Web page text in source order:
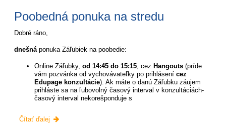
Poobedná ponuka na stredu
Dobré ráno,
dnešná ponuka Záľubiek na poobedie:
Online Záľubky,od 14:45 do 15:15 , cezHangouts(príde
vám pozvánka od vychovávateľky po prihlásenícez
Edupage konzultácie). Ak máte o danú Záľubku záujem
prihláste sa na ľubovolný časový interval v konzultáciách-
časový interval nekorešponduje s
Poobedná
Čítať ďalej